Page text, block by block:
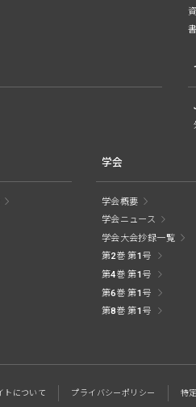
学会
学会概要
学会ニュース
学会大会抄録一覧
第2巻 第1号
第4巻 第1号
第6巻 第1号
第8巻 第1号
トについて プライバシーポリシー 特